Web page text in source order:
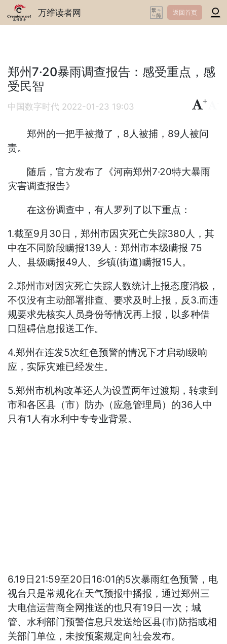
万维读者网 返回首页
郑州7·20暴雨调查报告：感受重点，感
受民智
中国数字时代 2022-01-23 19:03
+
郑州的一把手被撤了，8人被捕，89人被问
责。
随后，官方发布了《河南郑州7·20特大暴雨
灾害调查报告》
在这份调查中，有人罗列了以下重点：
1.截至9月30日，郑州市因灾死亡失踪380人，其
中在不同阶段瞒报139人：郑州市本级瞒报 75
人、县级瞒报49人、乡镇(街道)瞒报15人。
2.郑州市对因灾死亡失踪人数统计上报态度消极，
不仅没有主动部署排查、要求及时上报，反3.而违
规要求先核实人员身份等情况再上报，以多种借
口阻碍信息报送工作。
4.郑州在连发5次红色预警的情况下才启动I级响
应，实际灾难已经发生。
5.郑州市机构改革还人为设置两年过渡期，转隶到
市和各区县（市）防办（应急管理局）的36人中
只有1人有水利中专专业背景。
6.19日21:59至20日16:01的5次暴雨红色预警，电
视台只是常规化在天气预报中播报，通过郑州三
大电信运营商全网推送的也只有19日一次；城
管、水利部门预警信息只发送给区县(市)防指或相
关部门单位，未按预案规定向社会发布。